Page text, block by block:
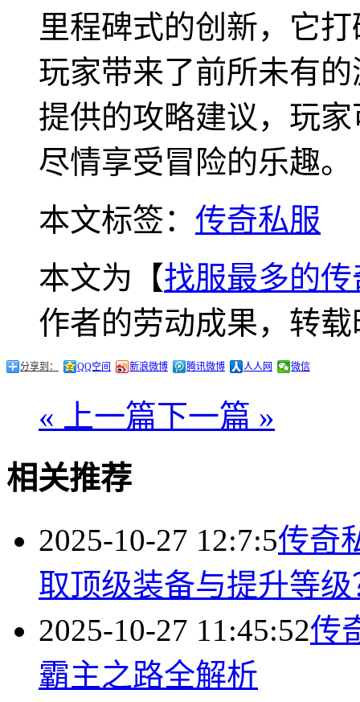
里程碑式的创新，它
玩家带来了前所未有
提供的攻略建议，玩
尽情享受冒险的乐趣。
本文标签： 传奇私服
本文为【找服最多的
作者的劳动成果，转
分享到： QQ空间 新浪微博 腾讯微博 人人网 微信
« 上一篇下一篇 »
相关推荐
2025-10-27 12:7:5传奇
取顶级装备与提升等级
2025-10-27 11:45:52传
霸主之路全解析